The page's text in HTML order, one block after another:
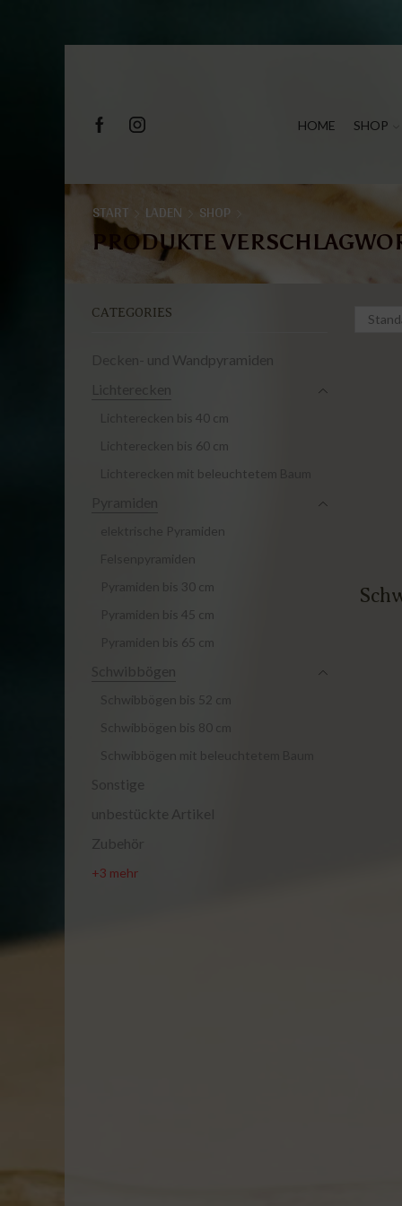
HOME SHOP
START LADEN
SHOP
PRODUKTE
CATEGORIES
Decken- und Wandpyramiden
Lichterecken
Lichterecken bis 40 cm
Lichterecken bis 60 cm
Lichterecken mit beleuchtetem Baum
elektrische Pyramiden
Felsenpyramiden
Pyramiden bis 30 cm
Pyramiden bis 45 cm
Pyramiden bis 65 cm
Schwibbögen
Schwibbögen bis 52 cm
Schwibbögen bis 80 cm
Schwibbögen mit beleuchtetem Baum
Sonstige
unbestückte Artikel
Zubehör
+3 mehr